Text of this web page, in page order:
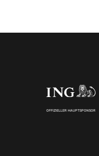
OFFIZIELLER HAUPTSPONSOR